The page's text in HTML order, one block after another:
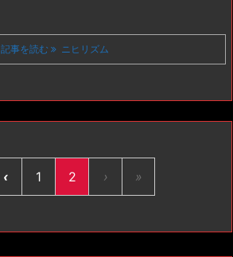
記事を読む ニヒリズム
‹ 1 2 › »